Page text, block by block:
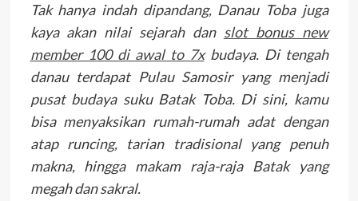
Tak hanya indah dipandang, Danau Toba juga
kaya akan nilai sejarah dan slot bonus new
member 100 di awal to 7xbudaya. Di tengah
danau terdapat Pulau Samosir yang menjadi
pusat budaya suku Batak Toba. Di sini, kamu
bisa menyaksikan rumah-rumah adat dengan
atap runcing, tarian tradisional yang penuh
makna, hingga makam raja-raja Batak yang
megah dan sakral.